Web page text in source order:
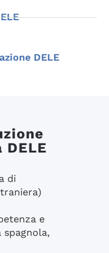
DELE
di
e
spagnola,